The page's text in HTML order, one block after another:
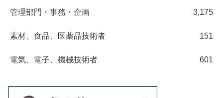
管理部門・事務・企画 3,175
素材、食品、医薬品技術者 151
電気、電子、機械技術者 601